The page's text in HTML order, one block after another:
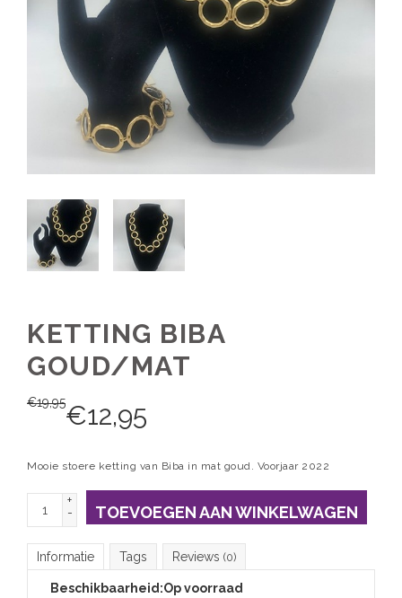
KETTING BIBA
GOUD/MAT
€19,95€12,95
Mooie stoere ketting van Biba in mat goud. Voorjaar 2022
+
-
TOEVOEGEN AAN WINKELWAGEN
Informatie Tags Reviews (0)
Beschikbaarheid:Op voorraad